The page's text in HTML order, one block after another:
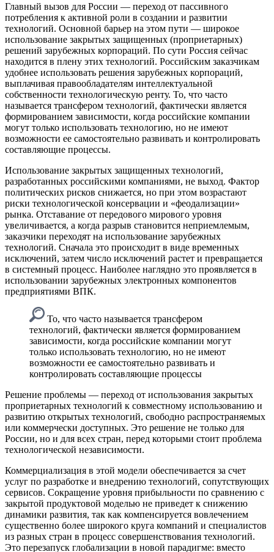
Главный вызов для России — переход от пассивного
потребления к активной роли в создании и развитии
технологий. Основной барьер на этом пути — широкое
использование закрытых защищенных (проприетарных)
решений зарубежных корпораций. По сути Россия сейчас
находится в плену этих технологий. Российским заказчикам
удобнее использовать решения зарубежных корпораций,
выплачивая правообладателям интеллектуальной
собственности технологическую ренту. То, что часто
называется трансфером технологий, фактически является
формированием зависимости, когда российские компании
могут только использовать технологию, но не имеют
возможности ее самостоятельно развивать и контролировать
составляющие процессы.
Использование закрытых защищенных технологий,
разработанных российскими компаниями, не выход. Фактор
политических рисков снижается, но при этом возрастают
риски технологической консервации и «феодализации»
рынка. Отставание от передового мирового уровня
увеличивается, а когда разрыв становится неприемлемым,
заказчики переходят на использование зарубежных
технологий. Сначала это происходит в виде временных
исключений, затем число исключений растет и превращается
в системный процесс. Наиболее наглядно это проявляется в
использовании зарубежных электронных компонентов
предприятиями ВПК.
То, что часто называется трансфером
технологий, фактически является формированием
зависимости, когда российские компании могут
только использовать технологию, но не имеют
возможности ее самостоятельно развивать и
контролировать составляющие процессы
Решение проблемы — переход от использования закрытых
проприетарных технологий к совместному использованию и
развитию открытых технологий, свободно распространяемых
или коммерчески доступных. Это решение не только для
России, но и для всех стран, перед которыми стоит проблема
технологической независимости.
Коммерциализация в этой модели обеспечивается за счет
услуг по разработке и внедрению технологий, сопутствующих
сервисов. Сокращение уровня прибыльности по сравнению с
закрытой продуктовой моделью не приведет к снижению
динамики развития, так как компенсируется вовлечением
существенно более широкого круга компаний и специалистов
из разных стран в процесс совершенствования технологий.
Это перезапуск глобализации в новой парадигме: вместо